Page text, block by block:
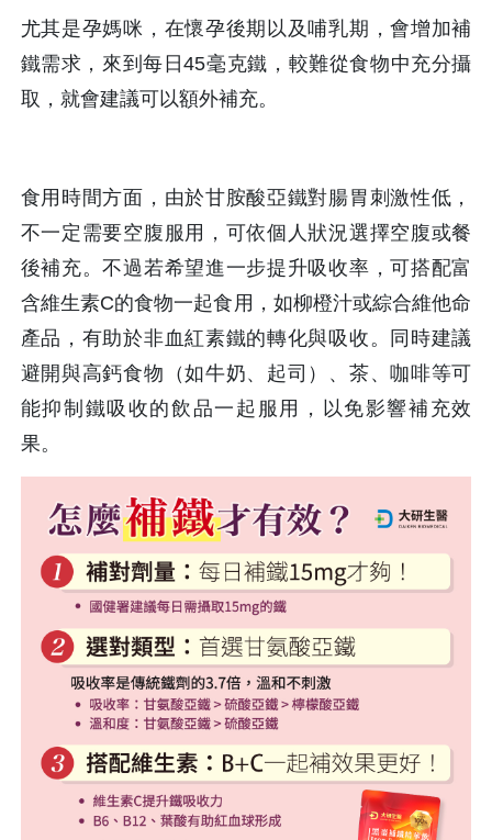
尤其是孕媽咪，在懷孕後期以及哺乳期，會增加補
鐵需求，來到每日45毫克鐵，較難從食物中充分攝
取，就會建議可以額外補充。
食用時間方面，由於甘胺酸亞鐵對腸胃刺激性低，
不一定需要空腹服用，可依個人狀況選擇空腹或餐
後補充。不過若希望進一步提升吸收率，可搭配富
含維生素C的食物一起食用，如柳橙汁或綜合維他命
產品，有助於非血紅素鐵的轉化與吸收。同時建議
避開與高鈣食物（如牛奶、起司）、茶、咖啡等可
能抑制鐵吸收的飲品一起服用，以免影響補充效
果。